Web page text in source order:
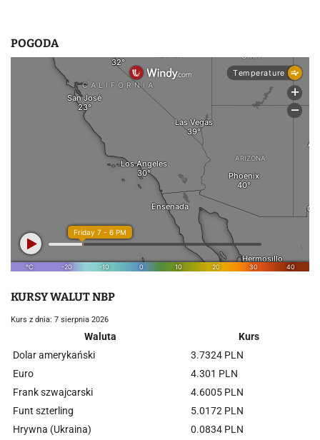
POGODA
KURSY WALUT NBP
Kurs z dnia: 7 sierpnia 2026
Waluta
Kurs
Dolar amerykański
3.7324 PLN
Euro
4.301 PLN
Frank szwajcarski
4.6005 PLN
Funt szterling
5.0172 PLN
Hrywna (Ukraina)
0.0834 PLN